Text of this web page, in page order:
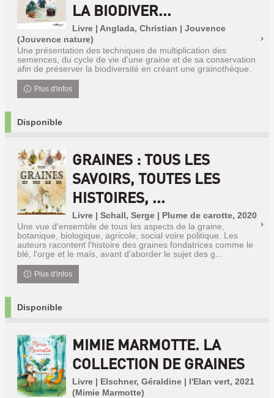
LA BIODIVER...
Livre | Anglada, Christian | Jouvence
(Jouvence nature)
Une présentation des techniques de multiplication des
semences, du cycle de vie d'une graine et de sa conservation
afin de préserver la biodiversité en créant une grainothèque.
Plus d'infos
Disponible
GRAINES : TOUS LES
SAVOIRS, TOUTES LES
HISTOIRES, ...
Livre | Schall, Serge | Plume de carotte, 2020
Une vue d'ensemble de tous les aspects de la graine,
botanique, biologique, agricole, social voire politique. Les
auteurs racontent l'histoire des graines fondatrices comme le
blé, l'orge et le maïs, avant d'aborder le sujet des g...
Plus d'infos
Disponible
MIMIE MARMOTTE. LA
COLLECTION DE GRAINES
Livre | Elschner, Géraldine | l'Elan vert, 2021
(Mimie Marmotte)